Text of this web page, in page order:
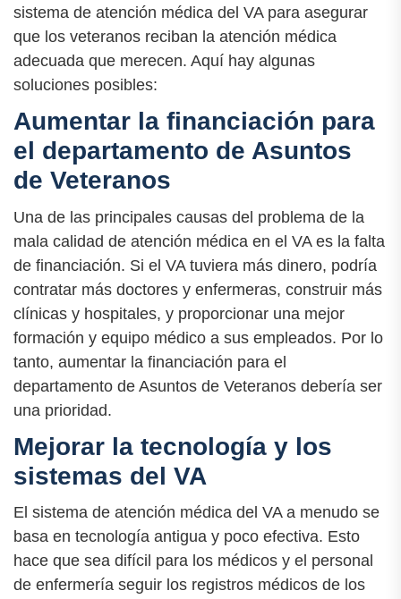
sistema de atención médica del VA para asegurar
que los veteranos reciban la atención médica
adecuada que merecen. Aquí hay algunas
soluciones posibles:
Aumentar la financiación para
el departamento de Asuntos
de Veteranos
Una de las principales causas del problema de la
mala calidad de atención médica en el VA es la falta
de financiación. Si el VA tuviera más dinero, podría
contratar más doctores y enfermeras, construir más
clínicas y hospitales, y proporcionar una mejor
formación y equipo médico a sus empleados. Por lo
tanto, aumentar la financiación para el
departamento de Asuntos de Veteranos debería ser
una prioridad.
Mejorar la tecnología y los
sistemas del VA
El sistema de atención médica del VA a menudo se
basa en tecnología antigua y poco efectiva. Esto
hace que sea difícil para los médicos y el personal
de enfermería seguir los registros médicos de los